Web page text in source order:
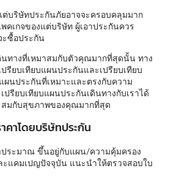
บริษัทประกันภัยอาจจะครอบคลุมมาก
คเกจของแต่บริษัท ผู้เอาประกันควร
ะซื้อประกัน
ทางที่เหมาสมกับตัวคุณมากที่สุดนั้น ทาง
ปรียบเทียบแผนประกันและเปรียบเทียบ
ผนประกันที่เหมาะและตรงกับความ
รียบเทียบแผนประกันเดินทางกับเราได้
สมกับสุขภาพของคุณมากที่สุด
คาโดยบริษัทประกัน
ประมาณ ขึ้นอยู่กับแผน/ความคุ้มครอง
ะแคมเปญปัจจุบัน แนะนำให้ตรวจสอบใบ